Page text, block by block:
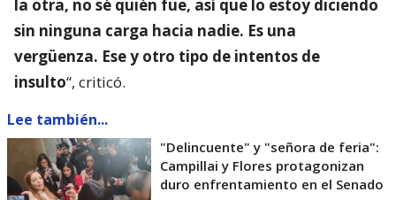
la otra, no sé quién fue, así que lo estoy diciendo
sin ninguna carga hacia nadie. Es una
vergüenza. Ese y otro tipo de intentos de
insulto“, criticó.
Lee también...
"Delincuente" y "señora de feria":
Campillai y Flores protagonizan
duro enfrentamiento en el Senado